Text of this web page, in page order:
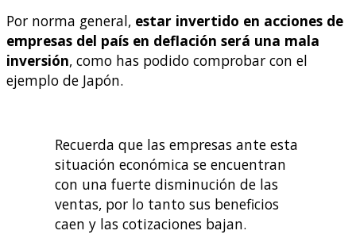
Por norma general, estar invertido en acciones de
empresas del país en deflación será una mala
inversión, como has podido comprobar con el
ejemplo de Japón.
Recuerda que las empresas ante esta
situación económica se encuentran
con una fuerte disminución de las
ventas, por lo tanto sus beneficios
caen y las cotizaciones bajan.